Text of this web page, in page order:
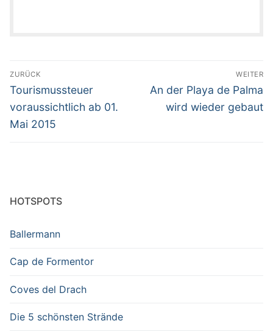
Beitragsnavigation
ZURÜCK
Vorheriger
Beitrag:
Tourismussteuer
voraussichtlich ab 01.
Mai 2015
WEITER
Nächster
Beitrag:
An der Playa de Palma
wird wieder gebaut
HOTSPOTS
Ballermann
Cap de Formentor
Coves del Drach
Die 5 schönsten Strände